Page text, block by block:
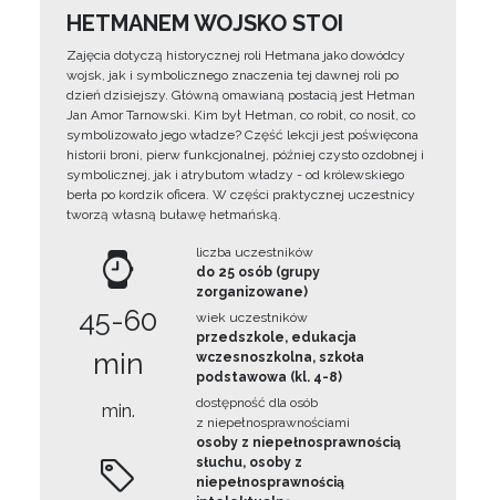
HETMANEM WOJSKO STOI
Zajęcia dotyczą historycznej roli Hetmana jako dowódcy
wojsk, jak i symbolicznego znaczenia tej dawnej roli po
dzień dzisiejszy. Główną omawianą postacią jest Hetman
Jan Amor Tarnowski. Kim był Hetman, co robił, co nosił, co
symbolizowało jego władze? Część lekcji jest poświęcona
historii broni, pierw funkcjonalnej, później czysto ozdobnej i
symbolicznej, jak i atrybutom władzy - od królewskiego
berła po kordzik oficera. W części praktycznej uczestnicy
tworzą własną buławę hetmańską.
45-60
min
min.
liczba uczestników
do 25 osób (grupy
zorganizowane)
wiek uczestników
przedszkole, edukacja
wczesnoszkolna, szkoła
podstawowa (kl. 4-8)
dostępność dla osób
z niepełnosprawnościami
osoby z niepełnosprawnością
słuchu, osoby z
niepełnosprawnością